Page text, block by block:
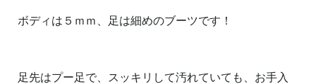
ボディは５ｍｍ、足は細めのブーツです！
足先はプー足で、スッキリして汚れていても、お手入